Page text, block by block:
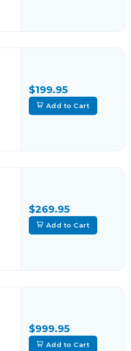
$199.95
Add to Cart
$269.95
Add to Cart
$999.95
Add to Cart